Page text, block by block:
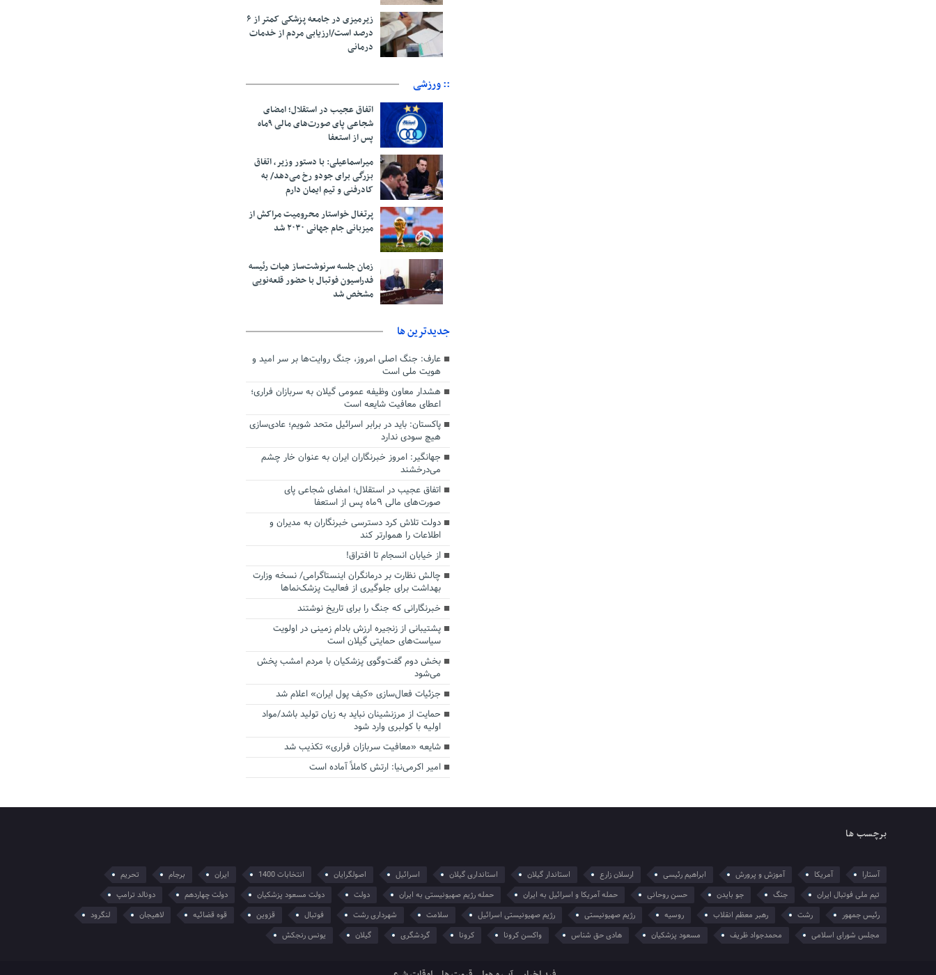
زیرمیزی در جامعه پزشکی کمتر از ۶
درصد است/ارزیابی مردم از خدمات
درمانی
:: ورزشی
اتفاق عجیب در استقلال؛ امضای
شجاعی پای صورت‌های مالی ٩ماه
پس از استعفا
میراسماعیلی: با دستور وزیر، اتفاق
بزرگی برای جودو رخ می‌دهد/ به
کادرفنی و تیم ایمان دارم
پرتغال خواستار محرومیت مراکش از
میزبانی جام جهانی ۲۰۳۰ شد
زمان جلسه سرنوشت‌ساز هیات رئیسه
فدراسیون فوتبال با حضور قلعه‌نویی
مشخص شد
جديدترين ها
عارف: جنگ اصلی امروز، جنگ روایت‌ها بر سر امید و
هویت ملی است
هشدار معاون وظیفه عمومی گیلان به سربازان فراری؛
اعطای معافیت شایعه است
پاکستان: باید در برابر اسرائیل متحد شویم؛ عادی‌سازی
هیچ سودی ندارد
جهانگیر: امروز خبرنگاران ایران به عنوان خار چشم
می‌درخشند
اتفاق عجیب در استقلال؛ امضای شجاعی پای
صورت‌های مالی ٩ماه پس از استعفا
دولت تلاش کرد دسترسی خبرنگاران به مدیران و
اطلاعات را هموارتر کند
از خیابان انسجام تا افتراق!
چالش نظارت بر درمانگران اینستاگرامی/ نسخه وزارت
بهداشت برای جلوگیری از فعالیت پزشک‌نماها
خبرنگارانی که جنگ را برای تاریخ نوشتند
پشتیبانی از زنجیره ارزش بادام زمینی در اولویت
سیاست‌های حمایتی گیلان است
بخش دوم گفت‌وگوی پزشکیان با مردم امشب پخش
می‌شود
جزئیات فعال‌سازی «کیف پول ایران» اعلام شد
حمایت از مرزنشینان نباید به زیان تولید باشد/مواد
اولیه با کولبری وارد شود
شایعه «معافیت سربازان فراری» تکذیب شد
امیر اکرمی‌نیا: ارتش کاملاً آماده است
برچسب ها
آستارا آمریکا آموزش و پرورش ابراهیم رئیسی ارسلان زارع استاندار گیلان استانداری گیلان اسرائیل اصولگرایان انتخابات 1400 ایران برجام
تحریم
تیم ملی فوتبال ایران
جنگ جو بایدن حسن روحانی حمله آمریکا و اسرائیل به ایران حمله رژیم صهیونیستی به ایران دولت دولت مسعود پزشکیان دولت چهاردهم
دونالد ترامپ
رئیس جمهور
رشت رهبر معظم انقلاب روسیه رژیم صهیونیستی رژیم صهیونیستی اسرائیل سلامت شهرداری رشت فوتبال قزوین قوه قضائیه لاهیجان
لنگرود
مجلس شورای اسلامی
محمدجواد ظریف مسعود پزشکیان هادی حق شناس واکسن کرونا کرونا گردشگری گیلان یونس رنجکش